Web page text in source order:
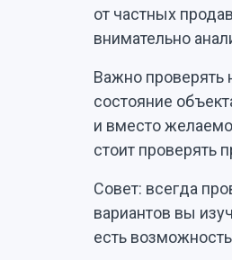
от частных
внимательно
Важно проверять
состояние
и вместо
стоит проверять
Совет: всегда
вариантов вы
есть